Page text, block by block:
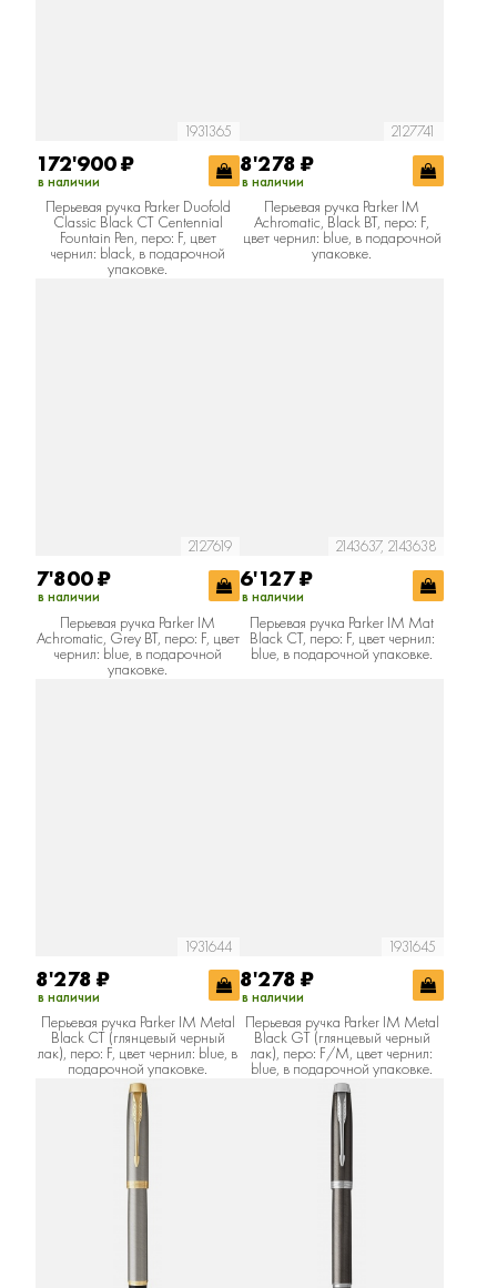
1931365
172'900₽
в наличии
Перьевая ручка Parker Duofold
Classic Black CT Centennial
Fountain Pen, перо: F, цвет
чернил: black, в подарочной
упаковке.
2127741
8'278 ₽
в наличии
Перьевая ручка Parker IM
Achromatic, Black BT, перо: F,
цвет чернил: blue, в подарочной
упаковке.
2127619
7'800₽
в наличии
Перьевая ручка Parker IM
Achromatic, Grey BT, перо: F, цвет
чернил: blue, в подарочной
упаковке.
2143637, 2143638
6'127₽
в наличии
Перьевая ручка Parker IM Mat
Black CT, перо: F, цвет чернил:
blue, в подарочной упаковке.
1931644
8'278 ₽
в наличии
Перьевая ручка Parker IM Metal
Black CT (глянцевый черный
лак), перо: F, цвет чернил: blue, в
подарочной упаковке.
1931645
8'278 ₽
в наличии
Перьевая ручка Parker IM Metal
Black GT (глянцевый черный
лак), перо: F/M, цвет чернил:
blue, в подарочной упаковке.